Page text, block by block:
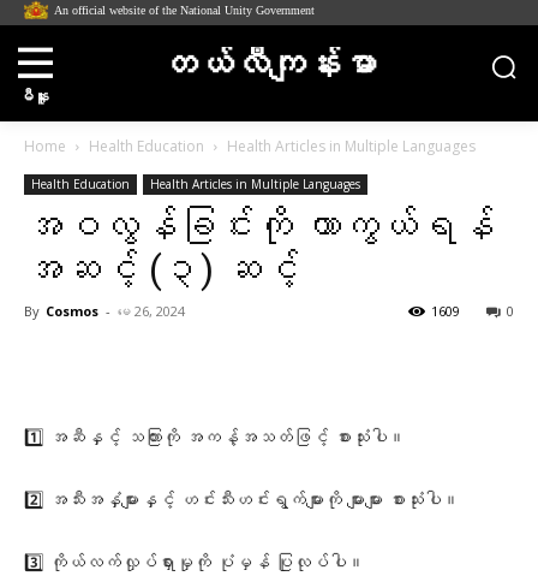
An official website of the National Unity Government
မီနူး
တယ်လီကျန်းမာ
Home Health Education Health Articles in Multiple Languages
Health Education Health Articles in Multiple Languages
အဝလွန်ခြင်းကို ကာကွယ်ရန်
အဆင့် (၃) ဆင့်
By Cosmos - မေ 26, 2024 0
1609
1️⃣ အဆီနှင့် သကြားကို အကန့်အသတ်ဖြင့် စားသုံးပါ။
2️⃣ အသီးအနှံများနှင့် ဟင်းသီးဟင်းရွက်များကို များများ စားသုံးပါ။
3️⃣ ကိုယ်လက်လှုပ်ရှားမှုကို ပုံမှန် ပြုလုပ်ပါ။